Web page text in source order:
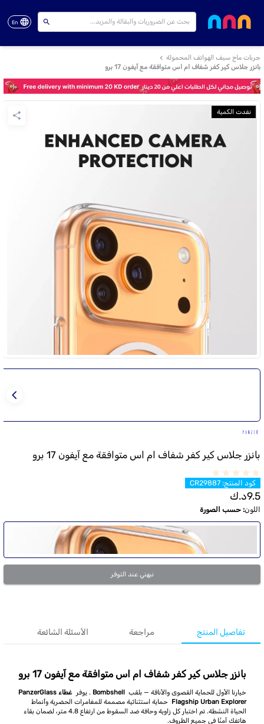
En
جربات ماج سيف الهواتف المحمولة
بانزر جلاس كير كفر شفاف ام اس متوافقة مع آيفون 17 برو
نفدت الكمية
بانزر جلاس كير كفر شفاف ام اس متوافقة مع آيفون 17 برو
كود المنتج:
CR29887
9.5د.ك
اللون: حسب الصورة
نبهني عند التوفر
تفاصيل المنتج مراجعة الأسئلة الشائعة
بانزر جلاس كير كفر شفاف ام اس متوافقة مع آيفون 17 برو
خيارنا الأول للحماية القصوى والأناقة — بلقب Bombshell . يوفر
غطاء PanzerGlass
Flagship Urban Explorer
حماية استثنائية مصممة للمغامرات الحضرية وأنماط
الحياة النشطة. تم اختبار كل زاوية وحافة ضد السقوط من ارتفاع 4.8 متر، لضمان بقاء
هاتفك آمنًا في جميع الظروف.